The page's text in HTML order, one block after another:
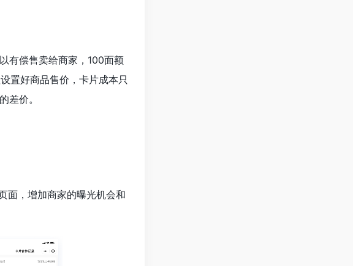
有偿售卖给商家，100面额
置好商品售价，卡片成本只
差价。
面，增加商家的曝光机会和